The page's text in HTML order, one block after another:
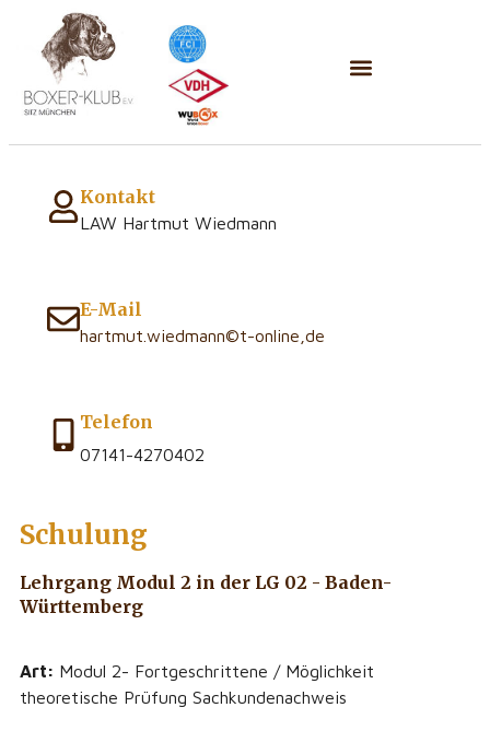
Kontakt
LAW Hartmut Wiedmann
E-Mail
hartmut.wiedmann©t-online,de
Telefon
07141-4270402
Schulung
Lehrgang Modul 2 in der LG 02 - Baden-
Württemberg
Art: Modul 2- Fortgeschrittene / Möglichkeit
theoretische Prüfung Sachkundenachweis